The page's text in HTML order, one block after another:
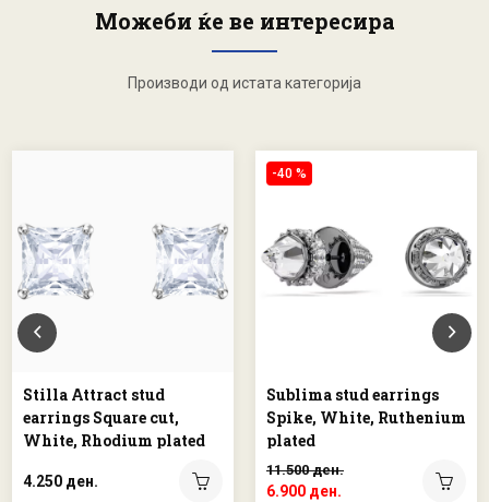
Можеби ќе ве интересира
Производи од истата категорија
Stilla Attract stud
earrings Square cut,
White, Rhodium plated
4.250 ден.
-40 %
Sublima stud earrings
Spike, White, Ruthenium
plated
11.500 ден.
6.900 ден.